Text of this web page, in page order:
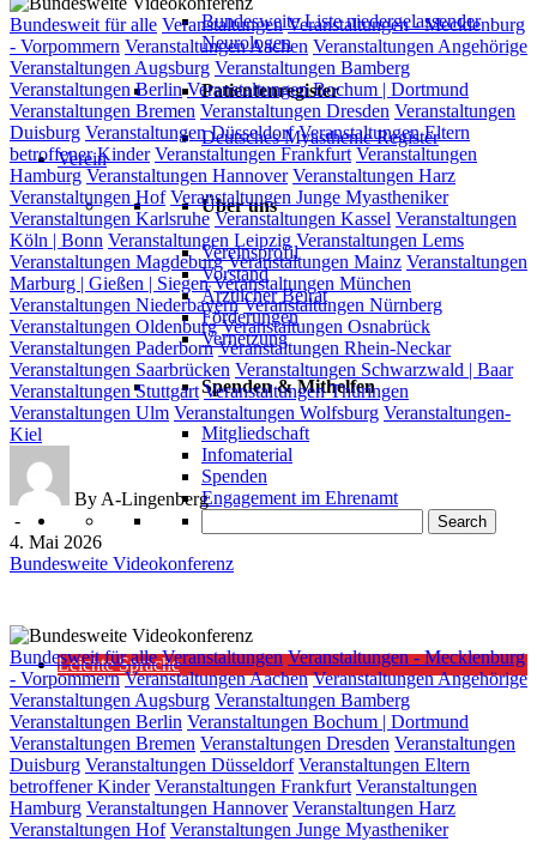
Bundesweite Liste niedergelassender
Neurologen
Patientenregister
Deutsches Myasthenie Register
Verein
Über uns
Vereinsprofil
Vorstand
Ärztlicher Beirat
Förderungen
Vernetzung
Spenden & Mithelfen
Mitgliedschaft
Infomaterial
Spenden
Engagement im Ehrenamt
Search
Leichte Sprache
Bundesweite
Videokonferenz
Bundesweit für alle Veranstaltungen Veranstaltungen - Mecklenburg
- Vorpommern Veranstaltungen Aachen Veranstaltungen Angehörige
Veranstaltungen Augsburg Veranstaltungen Bamberg
Veranstaltungen Berlin Veranstaltungen Bochum | Dortmund
Veranstaltungen Bremen Veranstaltungen Dresden Veranstaltungen
Duisburg Veranstaltungen Düsseldorf Veranstaltungen Eltern
betroffener Kinder Veranstaltungen Frankfurt Veranstaltungen
Hamburg Veranstaltungen Hannover Veranstaltungen Harz
Veranstaltungen Hof Veranstaltungen Junge Myastheniker
Veranstaltungen Karlsruhe Veranstaltungen Kassel Veranstaltungen
Köln | Bonn Veranstaltungen Leipzig Veranstaltungen Lems
Veranstaltungen Magdeburg Veranstaltungen Mainz Veranstaltungen
Marburg | Gießen | Siegen Veranstaltungen München
Veranstaltungen Niederbayern Veranstaltungen Nürnberg
Veranstaltungen Oldenburg Veranstaltungen Osnabrück
Veranstaltungen Paderborn Veranstaltungen Rhein-Neckar
Veranstaltungen Saarbrücken Veranstaltungen Schwarzwald | Baar
Veranstaltungen Stuttgart Veranstaltungen Thüringen
Veranstaltungen Ulm Veranstaltungen Wolfsburg Veranstaltungen-
Kiel
By A-Lingenberg
-
4. Mai 2026
Bundesweite Videokonferenz
Bundesweite
Videokonferenz
Bundesweit für alle Veranstaltungen Veranstaltungen - Mecklenburg
- Vorpommern Veranstaltungen Aachen Veranstaltungen Angehörige
Veranstaltungen Augsburg Veranstaltungen Bamberg
Veranstaltungen Berlin Veranstaltungen Bochum | Dortmund
Veranstaltungen Bremen Veranstaltungen Dresden Veranstaltungen
Duisburg Veranstaltungen Düsseldorf Veranstaltungen Eltern
betroffener Kinder Veranstaltungen Frankfurt Veranstaltungen
Hamburg Veranstaltungen Hannover Veranstaltungen Harz
Veranstaltungen Hof Veranstaltungen Junge Myastheniker